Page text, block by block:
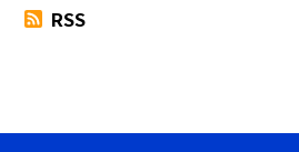
RSS